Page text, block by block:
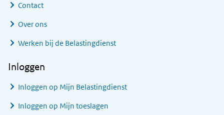
Contact
Over ons
Werken bij de Belastingdienst
Inloggen
Inloggen op Mijn Belastingdienst
Inloggen op Mijn toeslagen